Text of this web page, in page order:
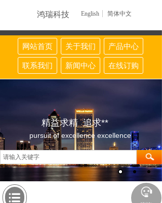
鸿瑞科技 English 简体中文
网站首页 关于我们 产品中心
联系我们 新闻中心 在线订购
精益求精 追求**
pursuit of excellence excellence